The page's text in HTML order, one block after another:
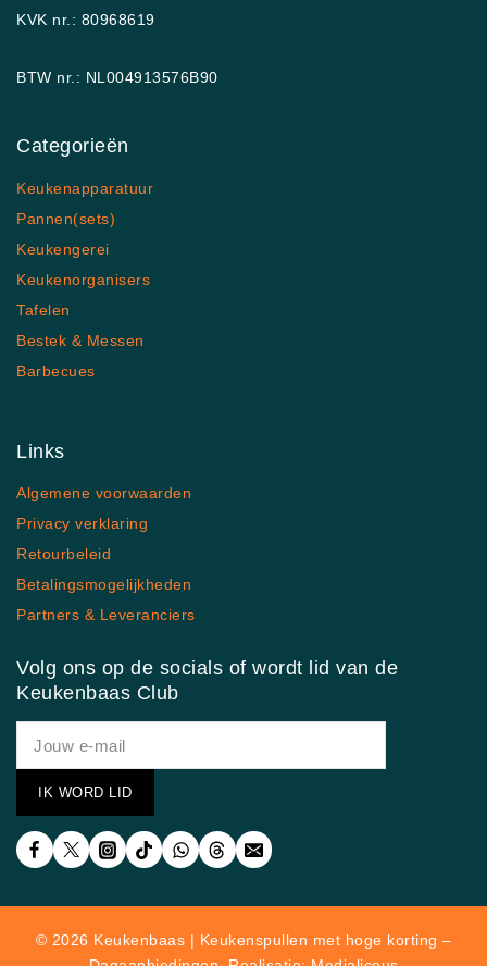
KVK nr.: 80968619
BTW nr.: NL004913576B90
Categorieën
Keukenapparatuur
Pannen(sets)
Keukengerei
Keukenorganisers
Tafelen
Bestek & Messen
Barbecues
Links
Algemene voorwaarden
Privacy verklaring
Retourbeleid
Betalingsmogelijkheden
Partners & Leveranciers
Volg ons op de socials of wordt lid van de
Keukenbaas Club
© 2026 Keukenbaas | Keukenspullen met hoge korting –